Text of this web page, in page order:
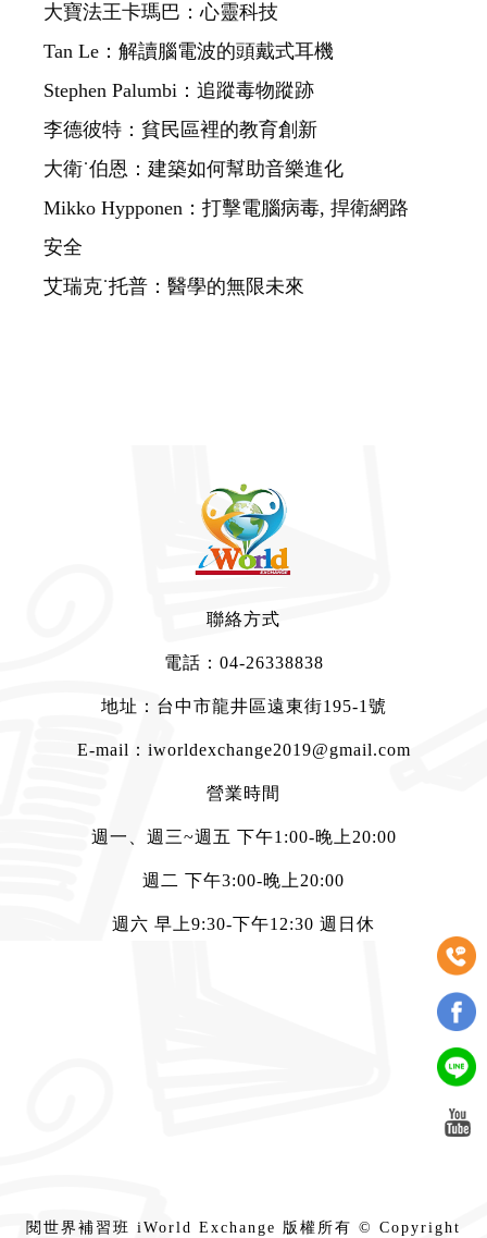
大寶法王卡瑪巴：心靈科技
Tan Le：解讀腦電波的頭戴式耳機
Stephen Palumbi：追蹤毒物蹤跡
李德彼特：貧民區裡的教育創新
大衛˙伯恩：建築如何幫助音樂進化
Mikko Hypponen：打擊電腦病毒, 捍衛網路
安全
艾瑞克˙托普：醫學的無限未來
聯絡方式
電話： 04-26338838
地址：台中市龍井區遠東街195-1號
E-mail： iworldexchange2019@gmail.com
營業時間
週一、週三~週五 下午1:00-晚上20:00
週二 下午3:00-晚上20:00
週六 早上9:30-下午12:30 週日休
閱世界補習班 iWorld Exchange 版權所有 © Copyright